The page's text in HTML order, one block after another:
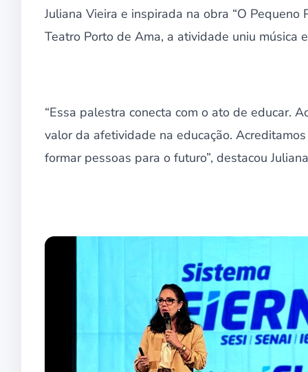
Juliana Vieira e inspirada na obra “O
Teatro Porto de Ama, a atividade uniu música
“Essa palestra conecta com o ato de educar.
valor da afetividade na educação.
formar pessoas para o futuro”, destacou